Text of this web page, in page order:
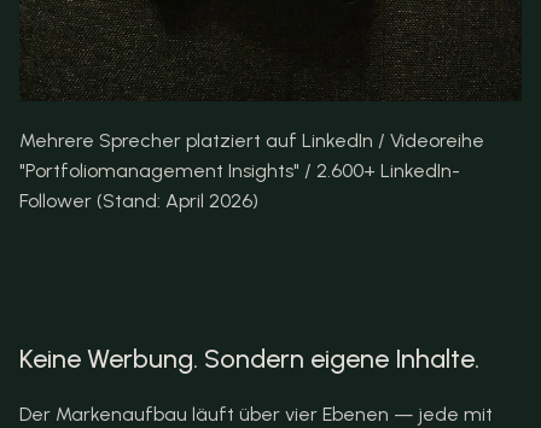
Mehrere Sprecher platziert auf LinkedIn / Videoreihe
"Portfoliomanagement Insights" / 2.600+ LinkedIn-
Follower (Stand: April 2026)
Keine Werbung. Sondern eigene Inhalte.
Der Markenaufbau läuft über vier Ebenen — jede mit